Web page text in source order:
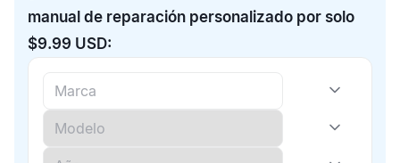
manual de reparación personalizado por solo
$9.99 USD: